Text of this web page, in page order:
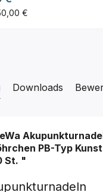
€
Downloads
PB-Typ
St. "